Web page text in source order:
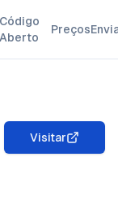
Código
Aberto
Preços
Visitar